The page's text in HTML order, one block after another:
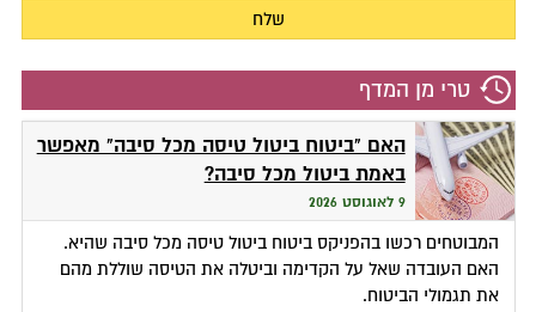
טרי מן המדף
האם "ביטוח ביטול טיסה מכל סיבה" מאפשר
באמת ביטול מכל סיבה?
9 לאוגוסט 2026
המבוטחים רכשו בהפניקס ביטוח ביטול טיסה מכל סיבה שהיא.
האם העובדה שאל על הקדימה וביטלה את הטיסה שוללת מהם
את תגמולי הביטוח.